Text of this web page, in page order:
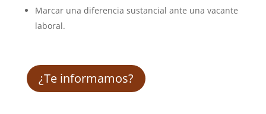
Marcar una diferencia sustancial ante una vacante
laboral.
¿Te informamos?